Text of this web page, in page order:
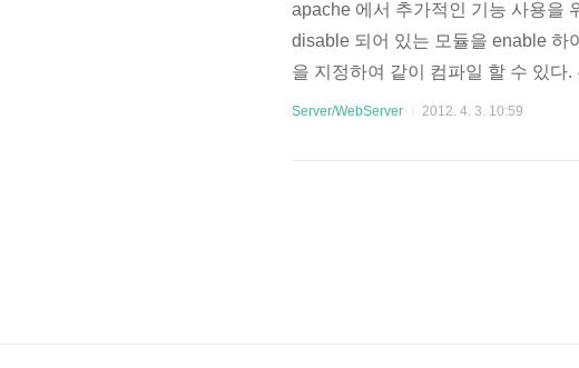
apache 에서 추가적인 기능 사용을
disable 되어 있는 모듈을 enable 하
을 지정하여 같이 컴파일 할 수 있다
있다. (/etc/apache2/sites-available/
Server/WebServer 2012. 4. 3. 10:59